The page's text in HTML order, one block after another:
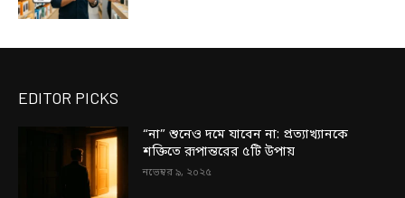
EDITOR PICKS
“না” শুনেও দমে যাবেন না: প্রত্যাখ্যানকে
শক্তিতে রূপান্তরের ৫টি উপায়
নভেম্বর ৯, ২০২৫